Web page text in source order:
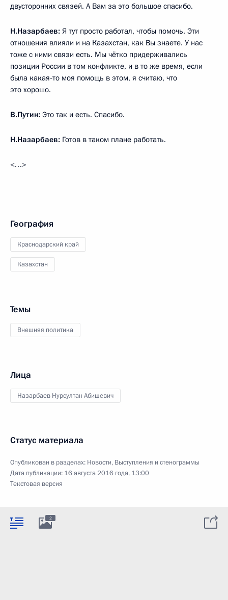
двусторонних связей. А Вам за это большое спасибо.
Н.Назарбаев: Я тут просто работал, чтобы помочь. Эти
отношения влияли и на Казахстан, как Вы знаете. У нас
тоже с ними связи есть. Мы чётко придерживались
позиции России в том конфликте, и в то же время, если
была какая‑то моя помощь в этом, я считаю, что
это хорошо.
В.Путин: Это так и есть. Спасибо.
Н.Назарбаев: Готов в таком плане работать.
<…>
География
Краснодарский край
Казахстан
Темы
Внешняя политика
Лица
Назарбаев Нурсултан Абишевич
Статус материала
Опубликован в разделах: Новости, Выступления и стенограммы
Дата публикации: 16 августа 2016 года, 13:00
Текстовая версия
2